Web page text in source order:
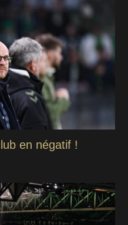
en négatif !